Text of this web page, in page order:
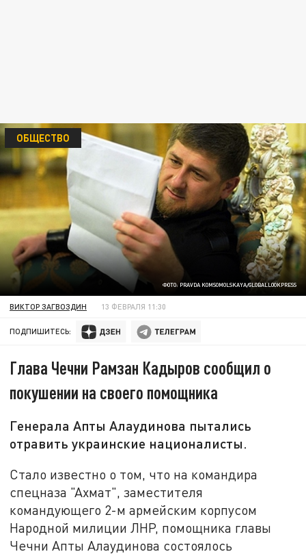
ФОТО: PRAVDA KOMSOMOLSKAYA/GLOBALLOOKPRESS
ОБЩЕСТВО
ВИКТОР ЗАГВОЗДИН 13 ФЕВРАЛЯ 11:30
ПОДПИШИТЕСЬ:
Глава Чечни Рамзан Кадыров сообщил о
покушении на своего помощника
Генерала Апты Алаудинова пытались
отравить украинские националисты.
Стало известно о том, что на командира
спецназа "Ахмат", заместителя
командующего 2-м армейским корпусом
Народной милиции ЛНР, помощника главы
Чечни Апты Алаудинова состоялось